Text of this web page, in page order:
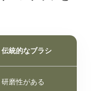
伝統的なブラシ
研磨性がある